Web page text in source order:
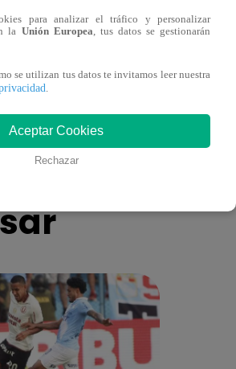
asesinado: todo
del exparticipante
te puede
para analizar el tráfico y personalizar
la Unión Europea , tus datos se gestionarán
se utilizan tus datos te invitamos leer nuestra
Aceptar Cookies
Rechazar